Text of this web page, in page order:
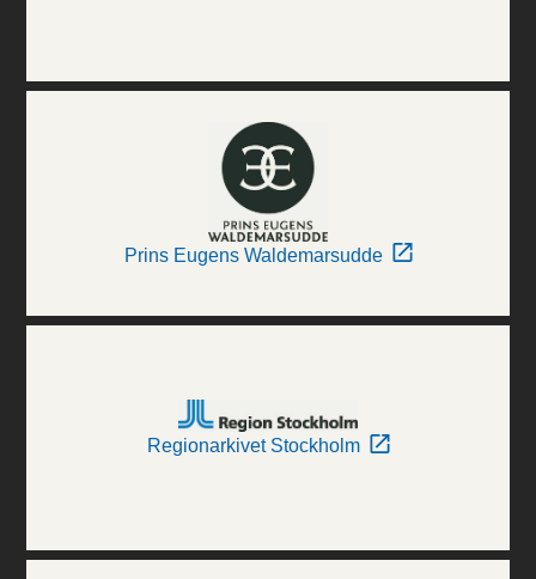
Prins Eugens Waldemarsudde
Regionarkivet Stockholm